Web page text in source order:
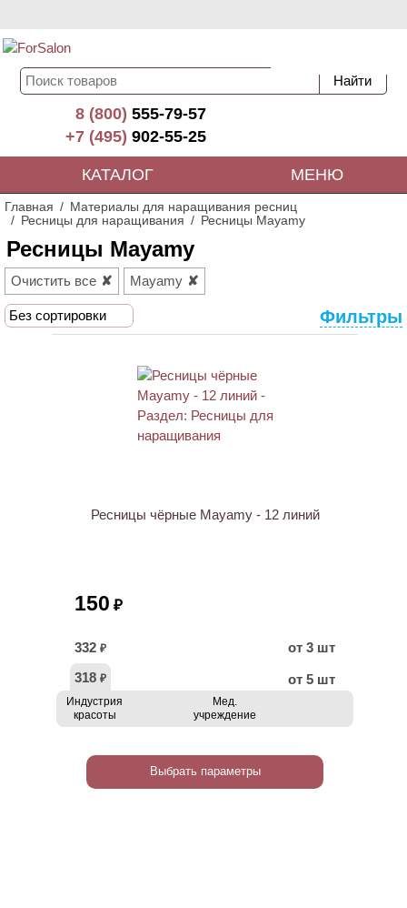
8 (800)555-79-57
+7 (495)902-55-25
КАТАЛОГ МЕНЮ
Главная
Материалы для наращивания ресниц
Ресницы для наращивания
Ресницы Mayamy
Ресницы Mayamy
Очистить все Mayamy
Без сортировки Фильтры
Ресницы чёрные Mayamy - 12 линий
150 ₽
332 ₽
от 3 шт
318 ₽ от 5 шт
Индустрия
красоты
Мед.
учреждение
Выбрать параметры